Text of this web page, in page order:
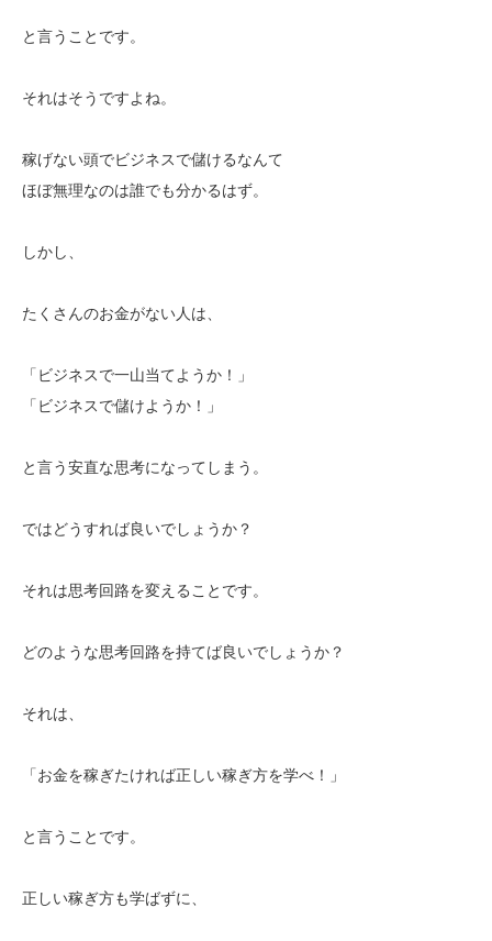
と言うことです。
それはそうですよね。
稼げない頭でビジネスで儲けるなんて
ほぼ無理なのは誰でも分かるはず。
しかし、
たくさんのお金がない人は、
「ビジネスで一山当てようか！」
「ビジネスで儲けようか！」
と言う安直な思考になってしまう。
ではどうすれば良いでしょうか？
それは思考回路を変えることです。
どのような思考回路を持てば良いでしょうか？
それは、
「お金を稼ぎたければ正しい稼ぎ方を学べ！」
と言うことです。
正しい稼ぎ方も学ばずに、